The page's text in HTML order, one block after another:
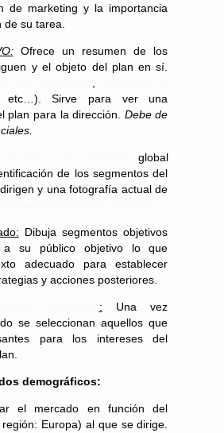
de marketing y la importancia
de su tarea.
Ofrece un resumen de los
y el objeto del plan en sí.
,
etc…). Sirve para ver una
plan para la dirección. Debe de
global
de los segmentos del
y una fotografía actual de
Dibuja segmentos objetivos
a su público objetivo lo que
adecuado para establecer
y acciones posteriores.
: Una vez
se seleccionan aquellos que
para los intereses del
demográficos:
el mercado en función del
Europa) al que se dirige.